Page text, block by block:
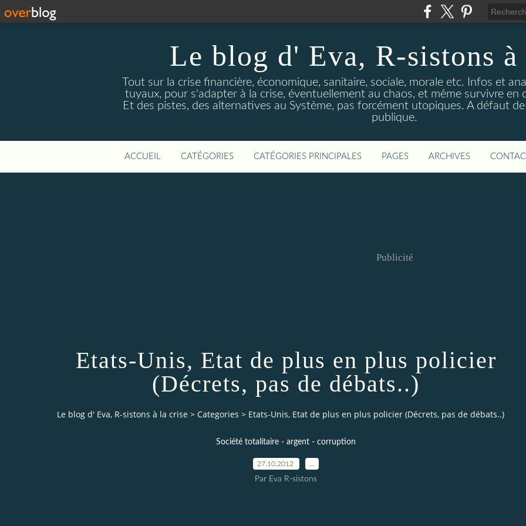
Le blog d' Eva, R-sistons à
Tout sur la crise financière, économique, sanitaire, sociale, morale etc. Infos et
tuyaux, pour s'adapter à la crise, éventuellement au chaos, et même survivre en
Et des pistes, des alternatives au Système, pas forcément utopiques. A défaut
publique.
ACCUEIL CATÉGORIES CATÉGORIES PRINCIPALES PAGES ARCHIVES
Publicité
Etats-Unis, Etat de plus en plus policier
(Décrets, pas de débats..)
Le blog d' Eva, R-sistons à la crise > Categories > Etats-Unis, Etat de plus en plus policier (Décrets, pas de débats..)
Société totalitaire - argent - corruption
27.10.2012
Par Eva R-sistons